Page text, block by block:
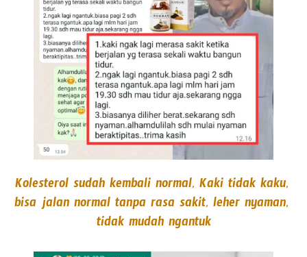
Kolesterol sudah kembali normal, Kaki tidak kaku,
bisa jalan normal tanpa rasa sakit, leher nyaman,
tidak mudah ngantuk